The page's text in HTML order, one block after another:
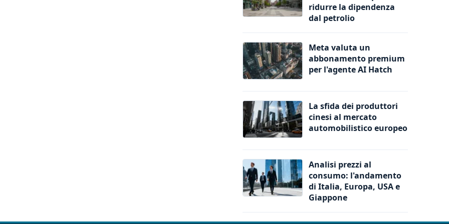
ridurre la dipendenza
dal petrolio
Meta valuta un
abbonamento premium
per l'agente AI Hatch
La sfida dei produttori
cinesi al mercato
automobilistico europeo
Analisi prezzi al
consumo: l'andamento
di Italia, Europa, USA e
Giappone